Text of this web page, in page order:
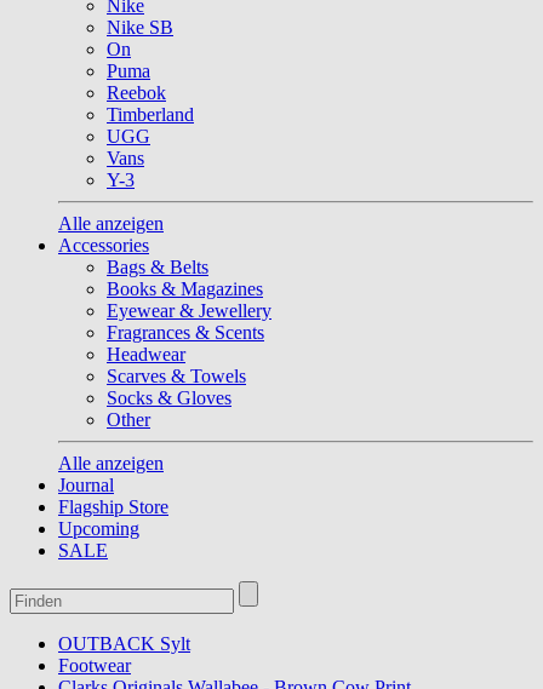
Nike
Nike SB
On
Puma
Reebok
Timberland
UGG
Vans
Y-3
Alle anzeigen
Accessories
Bags & Belts
Books & Magazines
Eyewear & Jewellery
Fragrances & Scents
Headwear
Scarves & Towels
Socks & Gloves
Other
Alle anzeigen
Journal
Flagship Store
Upcoming
SALE
OUTBACK Sylt
Footwear